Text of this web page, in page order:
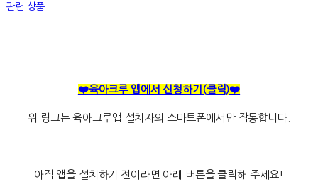
관련 상품
❤️육아크루 앱에서 신청하기(클릭)❤️
위 링크는 육아크루앱 설치자의 스마트폰에서만 작동합니다.
아직 앱을 설치하기 전이라면 아래 버튼을 클릭해 주세요!